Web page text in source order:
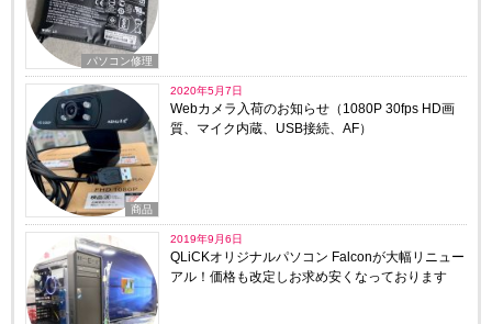
パソコン修理
商品
2020年5月7日
Webカメラ入荷のお知らせ（1080P 30fps HD画
質、マイク内蔵、USB接続、AF）
2019年9月6日
QLiCKオリジナルパソコン Falconが大幅リニュー
アル！価格も改定しお求め安くなっております